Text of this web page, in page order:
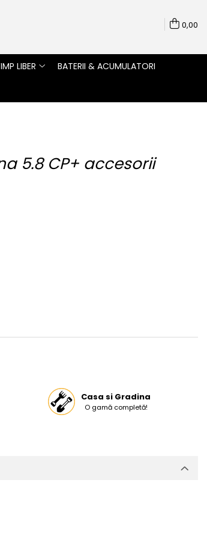
0,00
LIBER
BATERII & ACUMULATORI
5.8 CP+ accesorii
Casa si Gradina
O gamă completă!